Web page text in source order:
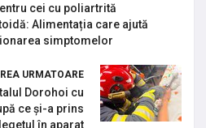
cei cu poliartrită
Alimentația care ajută
simptomelor
URMATOARE
Dorohoi cu
ce și-a prins
în aparat